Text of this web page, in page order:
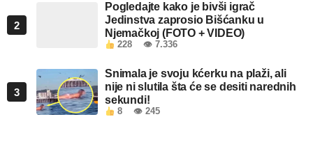
2
Pogledajte kako je bivši igrač
Jedinstva zaprosio Bišćanku u
Njemačkoj (FOTO + VIDEO)
228 👁 7.336
3
Snimala je svoju kćerku na plaži, ali
nije ni slutila šta će se desiti narednih
sekundi!
8 👁 245